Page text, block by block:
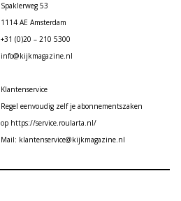
Spaklerweg 53
1114 AE Amsterdam
+31 (0)20 – 210 5300
info@kijkmagazine.nl
Klantenservice
Regel eenvoudig zelf je abonnementszaken
op https://service.roularta.nl/
Mail: klantenservice@kijkmagazine.nl